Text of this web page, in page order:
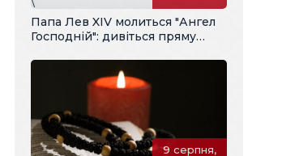
Папа Лев XIV молиться "Ангел
Господній": дивіться пряму
перекладом
9 серпня,